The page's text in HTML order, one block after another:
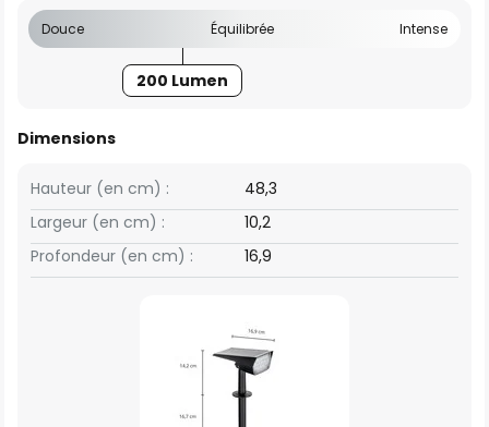
Douce Équilibrée Intense
200 Lumen
Dimensions
Largeur (en cm) : 10,2
Hauteur (en cm) : 48,3
Profondeur (en cm) : 16,9